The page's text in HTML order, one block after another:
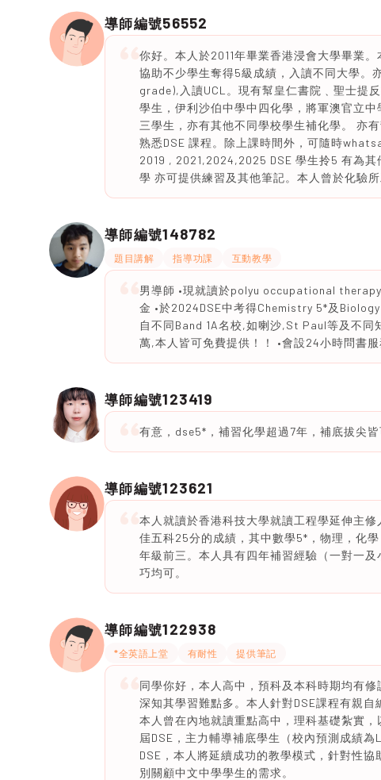
導師編號56552
你好。本人於2011年畢業香港浸會大學畢業
協助不少學生奪得5級成績，入讀不同大學。
grade),入讀UCL。現有幫皇仁書院﹑聖士提
學生，伊利沙伯中學中四化學，將軍澳官立
三學生，亦有其他不同學校學生補化學。 亦
熟悉DSE 課程。除上課時間外，可隨時
2019 , 2021,2024,2025 DSE 學生拎5 有為
學 亦可提供練習及其他筆記。本人曾於化驗
導師編號148782
題目講解 指導功課 互動教學
男導師 •現就讀於polyu occupational
金 •於2024DSE中考得Chemistry 5*及
自不同Band 1A名校,如喇沙,St Paul等及不同
萬,本人皆可免費提供！！ •會設24小時問書
導師編號123419
有意，dse5*，補習化學超過7年，補底拔尖皆
導師編號123621
本人就讀於香港科技大學就讀工程學延伸主
佳五科25分的成績，其中數學5*，物理，化
年級前三。本人具有四年補習經驗（一對一
巧均可。
導師編號122938
*全英語上堂 有耐性 提供筆記
同學你好，本人高中，預科及本科時期均有
深知其學習難點多。本人針對DSE課程有親自
本人曾在內地就讀重點高中，理科基礎紮實
屆DSE，主力輔導補底學生（校內預測成績
DSE，本人將延續成功的教學模式，針對性
別關顧中文中學學生的需求。